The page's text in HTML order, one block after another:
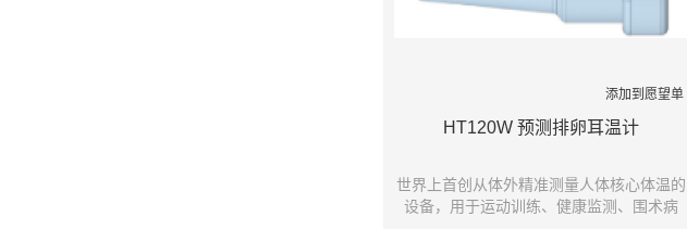
添加到愿望单
HT120W 预测排卵耳温计
世界上首创从体外精准测量人体核心体温的
设备，用于运动训练、健康监测、围术病